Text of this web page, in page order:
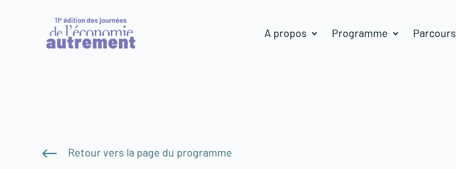
A propos Programme Parcours
# Retour vers la page du programme